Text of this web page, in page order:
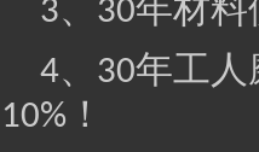
3、 30年材料
4、 30年工人
10% ！